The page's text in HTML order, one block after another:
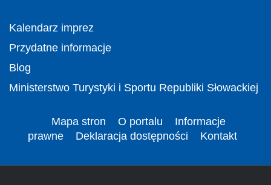
Kalendarz imprez
Przydatne informacje
Blog
Ministerstwo Turystyki i Sportu Republiki Słowackiej
Mapa stron O portalu
Informacje
prawne
Deklaracja dostępności Kontakt